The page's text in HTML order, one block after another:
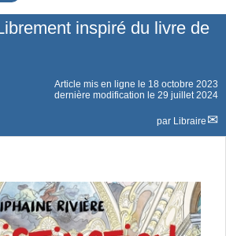
inspiré du livre de
Article mis en ligne le 18 octobre 2023
dernière modification le 29 juillet 2024
par Libraire